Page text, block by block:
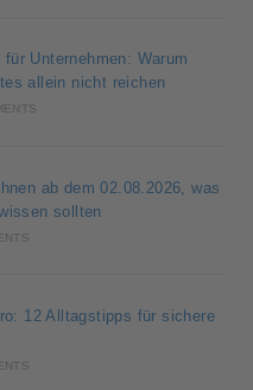
Unternehmen: Warum
allein nicht reichen
ab dem 02.08.2026, was
sollten
12 Alltagstipps für sichere